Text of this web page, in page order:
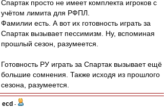
Спартак просто не имеет комплекта игроков с
учётом лимита для РФПЛ.
Фамилии есть. А вот их готовность играть за
Спартак вызывает пессимизм. Ну, вспоминая
прошлый сезон, разумеется.
Готовность РУ играть за Спартак вызывает ещё
большие сомнения. Также исходя из прошлого
сезона, разумеется.
ecd -